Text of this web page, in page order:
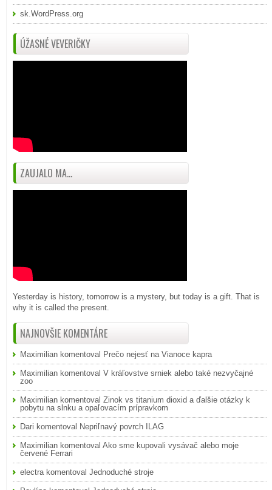
sk.WordPress.org
ÚŽASNÉ VEVERIČKY
ZAUJALO MA...
Yesterday is history, tomorrow is a mystery, but today is a gift. That is
why it is called the present.
NAJNOVŠIE KOMENTÁRE
Maximilian komentoval Prečo nejesť na Vianoce kapra
Maximilian komentoval V kráľovstve srniek alebo také nezvyčajné
zoo
Maximilian komentoval Zinok vs titanium dioxid a ďalšie otázky k
pobytu na slnku a opaľovacím prípravkom
Dari komentoval Nepriľnavý povrch ILAG
Maximilian komentoval Ako sme kupovali vysávač alebo moje
červené Ferrari
electra komentoval Jednoduché stroje